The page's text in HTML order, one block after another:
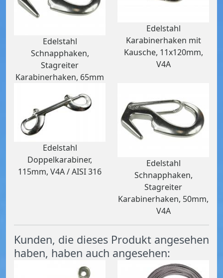
Edelstahl
Schnapphaken,
Stagreiter
Karabinerhaken, 65mm
Edelstahl
Karabinerhaken mit
Kausche, 11x120mm,
V4A
Edelstahl
Doppelkarabiner,
115mm, V4A / AISI 316
Edelstahl
Schnapphaken,
Stagreiter
Karabinerhaken, 50mm,
V4A
Kunden, die dieses Produkt angesehen
haben, haben auch angesehen: